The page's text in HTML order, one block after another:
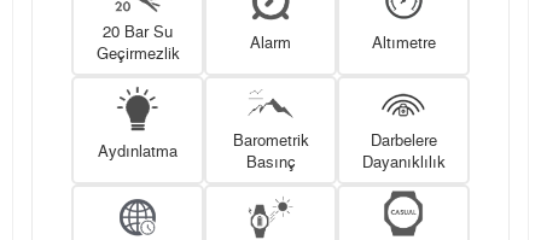
20 Bar Su
Geçirmezlik
Alarm Altımetre
Aydınlatma
Barometrik
Basınç
Darbelere
Dayanıklılık